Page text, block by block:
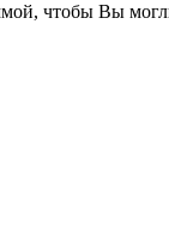
чтобы Вы